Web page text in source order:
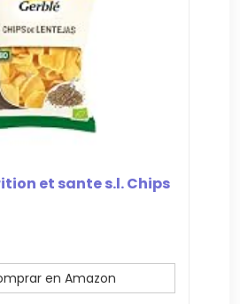
et sante s.l. Chips
en Amazon